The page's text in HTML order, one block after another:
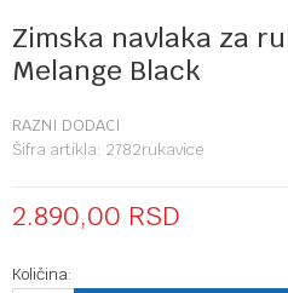
Zimska navlaka za
Melange Black
RAZNI DODACI
Šifra artikla: 2782rukavice
2.890,00 RSD
Količina: